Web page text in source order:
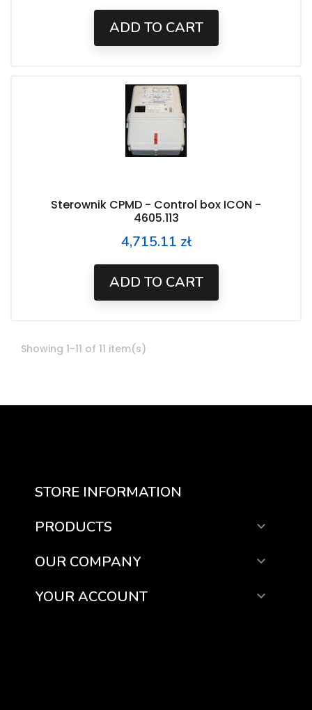
ADD TO CART
Sterownik CPMD - Control box ICON -
4605.113
Price
4,715.11 zł
ADD TO CART
Showing 1-11 of 11 item(s)
STORE INFORMATION
PRODUCTS

OUR COMPANY 
YOUR ACCOUNT 